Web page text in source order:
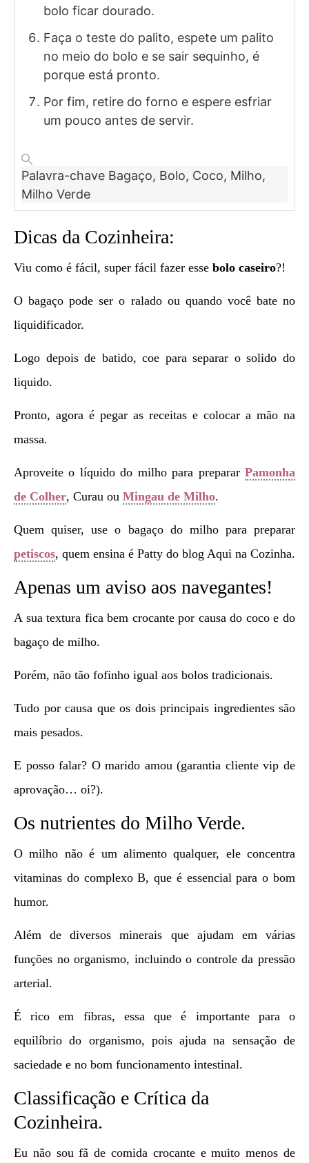
bolo ficar dourado.
Faça o teste do palito, espete um palito
no meio do bolo e se sair sequinho, é
porque está pronto.
Por fim, retire do forno e espere esfriar
um pouco antes de servir.
Palavra-chave Bagaço, Bolo, Coco, Milho,
Milho Verde
Dicas da Cozinheira:
Viu como é fácil, super fácil fazer esse bolo caseiro?!
O bagaço pode ser o ralado ou quando você bate no
liquidificador.
Logo depois de batido, coe para separar o solido do
liquido.
Pronto, agora é pegar as receitas e colocar a mão na
massa.
Aproveite o líquido do milho para preparar Pamonha
de Colher, Curau ou Mingau de Milho.
Quem quiser, use o bagaço do milho para preparar
petiscos, quem ensina é Patty do blog Aqui na Cozinha.
Apenas um aviso aos navegantes!
A sua textura fica bem crocante por causa do coco e do
bagaço de milho.
Porém, não tão fofinho igual aos bolos tradicionais.
Tudo por causa que os dois principais ingredientes são
mais pesados.
E posso falar? O marido amou (garantia cliente vip de
aprovação… oi?).
Os nutrientes do Milho Verde.
O milho não é um alimento qualquer, ele concentra
vitaminas do complexo B, que é essencial para o bom
humor.
Além de diversos minerais que ajudam em várias
funções no organismo, incluindo o controle da pressão
arterial.
É rico em fibras, essa que é importante para o
equilíbrio do organismo, pois ajuda na sensação de
saciedade e no bom funcionamento intestinal.
Classificação e Crítica da
Cozinheira.
Eu não sou fã de comida crocante e muito menos de